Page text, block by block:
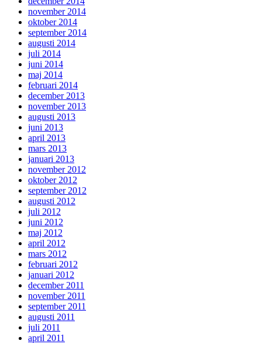
november 2014
oktober 2014
september 2014
augusti 2014
juli 2014
juni 2014
maj 2014
februari 2014
december 2013
november 2013
augusti 2013
juni 2013
april 2013
mars 2013
januari 2013
november 2012
oktober 2012
september 2012
augusti 2012
juli 2012
juni 2012
maj 2012
april 2012
mars 2012
februari 2012
januari 2012
december 2011
november 2011
september 2011
augusti 2011
juli 2011
april 2011